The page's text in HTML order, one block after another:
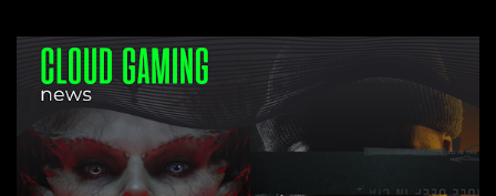
Analisando os últimos títulos, temos o seguinte cenário: 🔹FIFA
22 ➡️ 23/06/2022 (Somente Game Pass) 🔹FIFA 23 ➡️ 16/05/2023
(Somente Game Pass) - Em 21/07/2023 foi liberado no xCloud
🔹EA FC 24 ➡️ 25/06/2024 (Game Pass e xCloud) 🔹EA FC 25 ➡️
12/06/2025 (Game Pass e xCloud) O que isso indica para o EA FC
26? Observando o histórico, fica claro que os jogos da franquia